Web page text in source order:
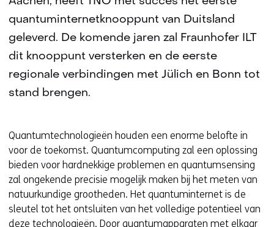
quantuminternetknooppunt van Duitsland
geleverd. De komende jaren zal Fraunhofer ILT
dit knooppunt versterken en de eerste
regionale verbindingen met Jülich en Bonn tot
stand brengen.
Quantumtechnologieën houden een enorme belofte in
voor de toekomst. Quantumcomputing zal een oplossing
bieden voor hardnekkige problemen en quantumsensing
zal ongekende precisie mogelijk maken bij het meten van
natuurkundige grootheden. Het quantuminternet is de
sleutel tot het ontsluiten van het volledige potentieel van
deze technologieën. Door quantumapparaten met elkaar